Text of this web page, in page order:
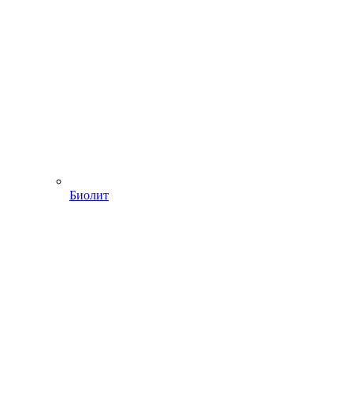
Биолит